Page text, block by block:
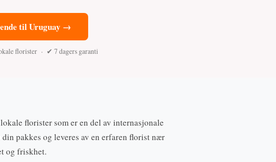
til Uruguay →
florister · ✔ 7 dagers garanti
florister som er en del av internasjonale
pakkes og leveres av en erfaren florist nær
og friskhet.